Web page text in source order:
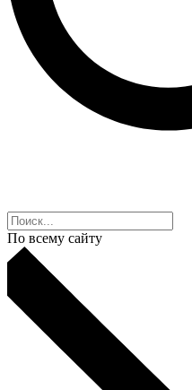
По всему сайту